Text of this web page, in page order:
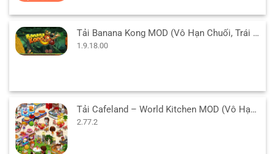
Tải Banana Kong MOD (Vô Hạn Chuối, Trái Tim) 1.9.18.00 APK
1.9.18.00
Tải Cafeland – World Kitchen MOD (Vô Hạn Tiền) v2.77.2 APK
2.77.2